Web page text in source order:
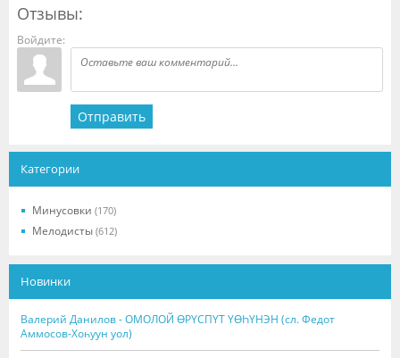
Отзывы:
Войдите:
Отправить
Категории
Минусовки (170)
Мелодисты (612)
Новинки
Валерий Данилов - ОМОЛОЙ ӨРҮСПҮТ ҮӨҺҮНЭН (сл. Федот
Аммосов-Хоһуун уол)